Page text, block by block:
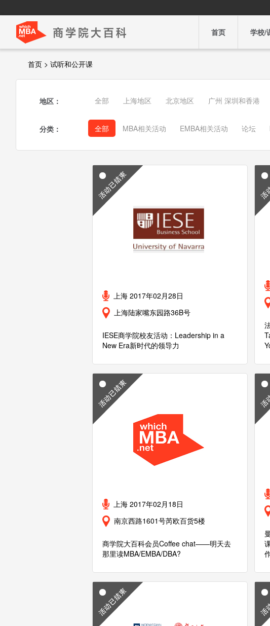
首页 学校/
首页 > 试听和公开课
地区： 全部 上海地区 北京地区 广州 深圳和香港
分类： 全部 MBA相关活动 EMBA相关活动 论坛
上海 2017年02月28日
上海陆家嘴东园路36B号
IESE商学院校友活动：Leadership in a
New Era新时代的领导力
上海 2017年02月18日
南京西路1601号芮欧百货5楼
商学院大百科会员Coffee chat——明天去
那里读MBA/EMBA/DBA?